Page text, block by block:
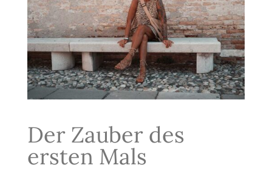
Der Zauber des
ersten Mals